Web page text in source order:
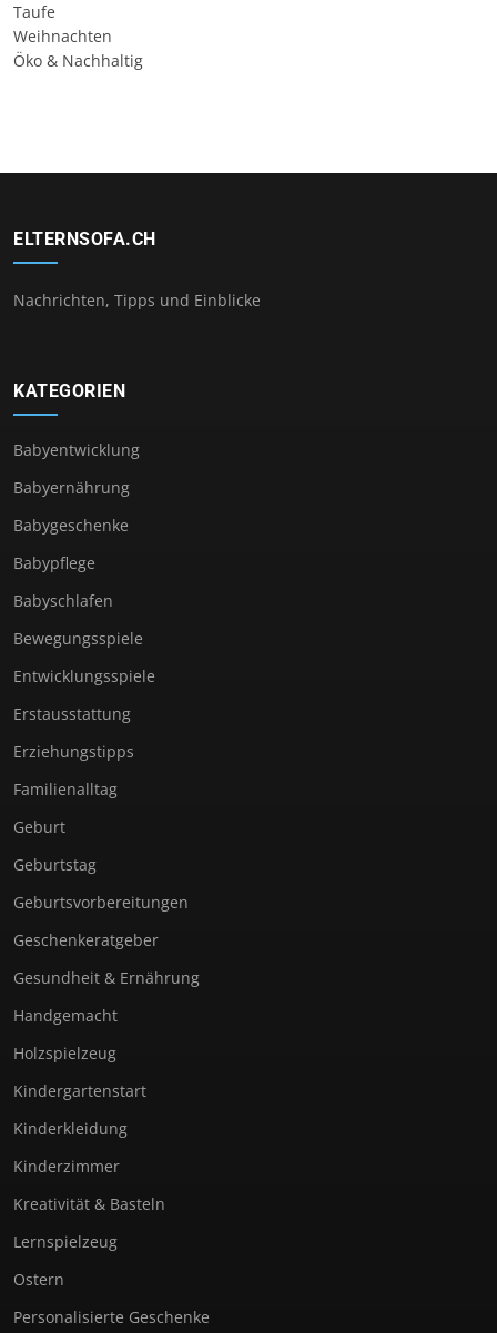
Taufe
Weihnachten
Öko & Nachhaltig
ELTERNSOFA.CH
Nachrichten, Tipps und Einblicke
KATEGORIEN
Babyentwicklung
Babyernährung
Babygeschenke
Babypflege
Babyschlafen
Bewegungsspiele
Entwicklungsspiele
Erstausstattung
Erziehungstipps
Familienalltag
Geburt
Geburtstag
Geburtsvorbereitungen
Geschenkeratgeber
Gesundheit & Ernährung
Handgemacht
Holzspielzeug
Kindergartenstart
Kinderkleidung
Kinderzimmer
Kreativität & Basteln
Lernspielzeug
Ostern
Personalisierte Geschenke